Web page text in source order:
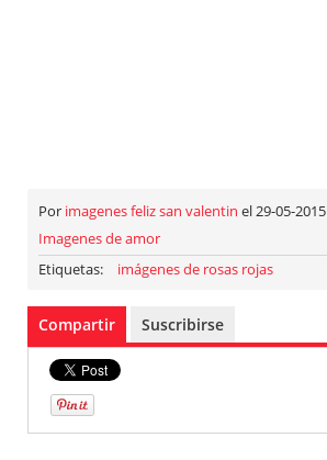
Por imagenes feliz san valentin el 29-05-2015
Imagenes de amor
Etiquetas:
imágenes de rosas rojas
Compartir Suscribirse